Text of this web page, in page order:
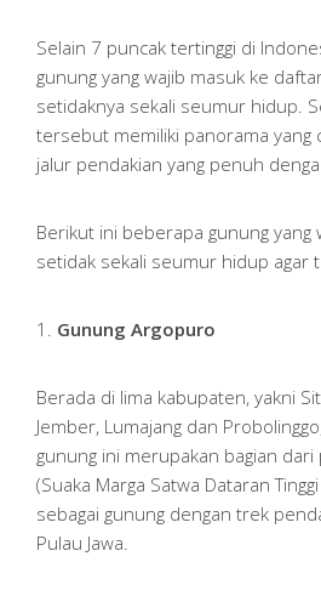
Selain 7 puncak tertinggi di
gunung yang wajib masuk ke
setidaknya sekali seumur hidup.
tersebut memiliki panorama yang
jalur pendakian yang penuh
Berikut ini beberapa gunung yang
setidak sekali seumur hidup agar
1. Gunung Argopuro
Berada di lima kabupaten, yakni
Jember, Lumajang dan
gunung ini merupakan bagian dari
(Suaka Marga Satwa Dataran
sebagai gunung dengan trek
Pulau Jawa.